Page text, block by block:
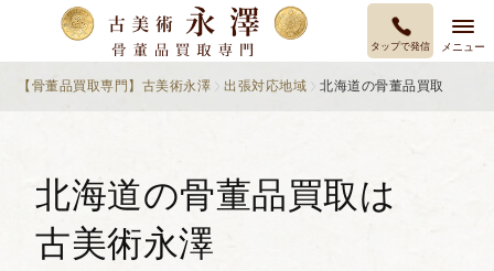
タップで発信 メニュー
【骨董品買取専門】古美術永澤 出張対応地域 北海道の骨董品買取
北海道の骨董品買取は
古美術永澤